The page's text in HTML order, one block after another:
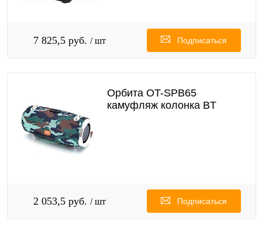
7 825,5 руб. / шт Подписаться
Орбита OT-SPB65
камуфляж колонка BT
2 053,5 руб. / шт Подписаться